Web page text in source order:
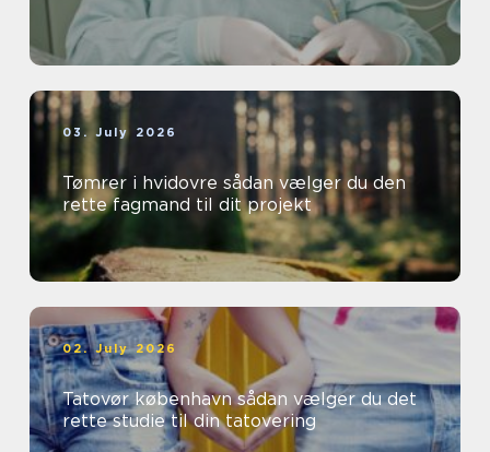
03. July 2026
Tømrer i hvidovre sådan vælger du den
rette fagmand til dit projekt
02. July 2026
Tatovør københavn sådan vælger du det
rette studie til din tatovering